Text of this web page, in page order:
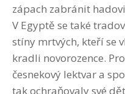
zápach zabránit
V Egyptě se také
stíny mrtvých, kteří se
kradli novorozence.
česnekový lektvar a
tak ochraňovaly své